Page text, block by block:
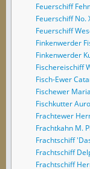
Feuerschiff
Feuerschiff No.
Feuerschiff
Finkenwerder
Finkenwerder
Fischereischiff
Fisch-Ewer
Fischewer
Fischkutter
Frachtewer
Frachtkahn M.
Frachtschiff
Frachtschiff
Frachtschiff